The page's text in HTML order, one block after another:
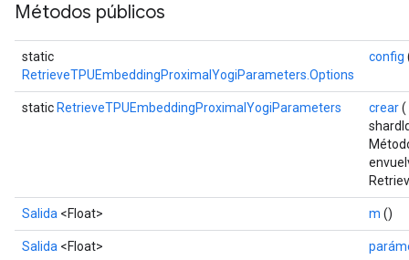
Métodos públicos
static
RetrieveTPUEmbeddingProximalYogiParameters.Options
config
static RetrieveTPUEmbeddingProximalYogiParameters crear(
Salida <Float> m ()
Salida <Float>